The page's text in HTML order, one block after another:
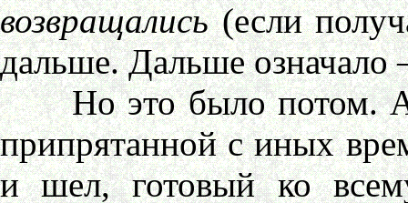
возвращались(если
дальше. Дальше означало
Но это было потом. А
припрятанной с иных
и шел, готовый ко